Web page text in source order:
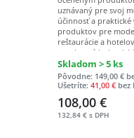
uznávaný pre svoj
účinnosť a
produktov pre
reštaurácie a
navrhnutá
Bronwasserom.
kvalitným
farebná paleta,
nápojov na
pozornosť
doplnok každého
Skladom > 5 ks
Pôvodne: 149,00 €
Ušetríte: 41,00 € bez
108,00 €
132,84 € s DPH